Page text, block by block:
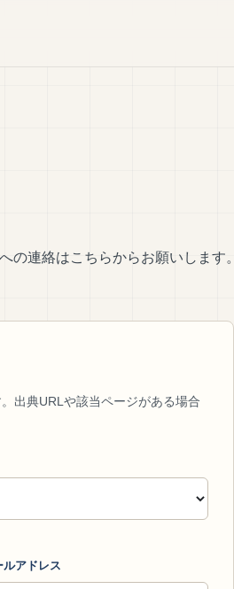
の連絡はこちらからお願いします。
出典URLや該当ページがある場合
ルアドレス